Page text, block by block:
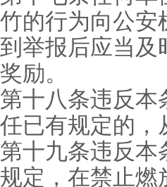
竹的行为向公安
到举报后应当及
奖励。
第十八条违反本
任已有规定的，
第十九条违反本
规定，在禁止燃